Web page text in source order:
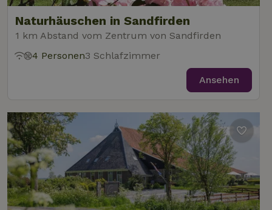
Naturhäuschen in Sandfirden
1 km Abstand vom Zentrum von Sandfirden
4 Personen3 Schlafzimmer
Ansehen